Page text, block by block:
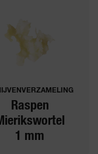
Raspen
1 mm